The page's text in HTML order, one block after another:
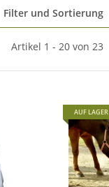
Filter und Sortierung
Artikel 1 - 20 von 23
AUF LAGER